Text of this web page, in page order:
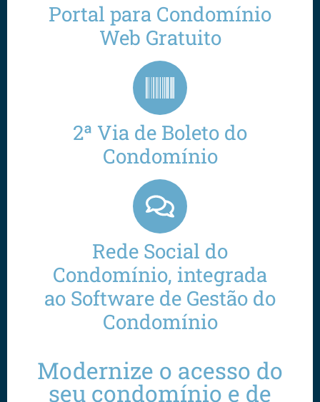
Portal para Condomínio
Web Gratuito
2ª Via de Boleto do
Condomínio
Rede Social do
Condomínio, integrada
ao Software de Gestão do
Condomínio
Modernize o acesso do
seu condomínio e de